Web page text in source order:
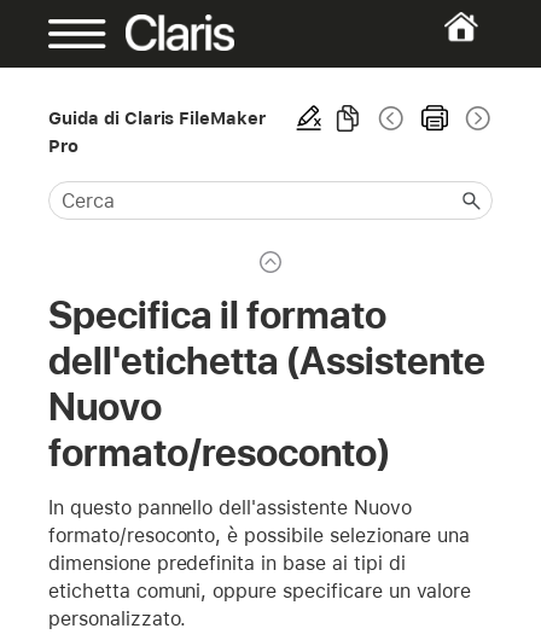
Guida di Claris FileMaker
Pro
Specifica il formato
dell'etichetta (Assistente
Nuovo
formato/resoconto)
In questo pannello dell'assistente Nuovo
formato/resoconto, è possibile selezionare una
dimensione predefinita in base ai tipi di
etichetta comuni, oppure specificare un valore
personalizzato.